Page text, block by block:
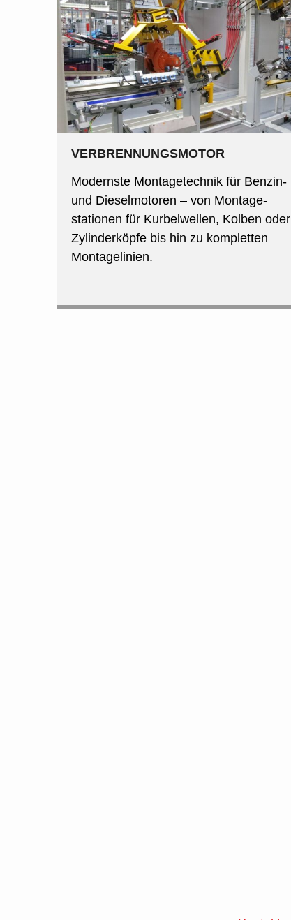
VERBRENNUNGSMOTOR
Modernste Montagetechnik für Benzin-
und Dieselmotoren – von Montage­
stationen für Kurbelwellen, Kolben oder
Zylinderköpfe bis hin zu kompletten
Montagelinien.